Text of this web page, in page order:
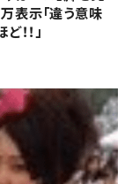
表示「違う意味
！！」